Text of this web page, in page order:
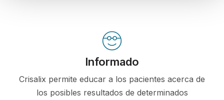
Informado
Crisalix permite educar a los pacientes acerca de
los posibles resultados de determinados